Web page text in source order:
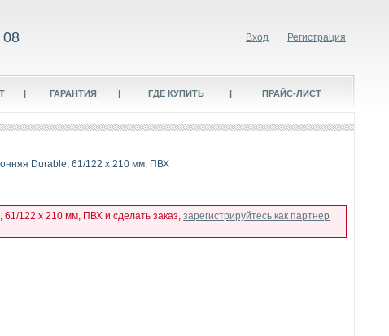
08 Вход Регистрация
| ГАРАНТИЯ | ГДЕ КУПИТЬ | ПРАЙС-ЛИСТ
Durable, 61/122 x 210 мм, ПВХ
61/122 x 210 мм, ПВХ и сделать заказ, зарегистрируйтесь как партнер